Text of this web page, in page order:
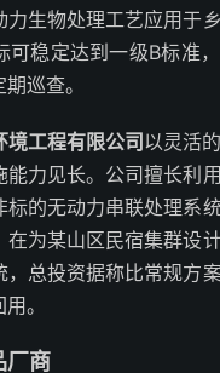
力生物处理工艺应用于
可稳定达到一级B标准
巡查。
工程有限公司 以灵活
能力见长。公司擅长利
标的无动力串联处理系
为某山区民宿集群设
总投资据称比常规方案
。
厂商